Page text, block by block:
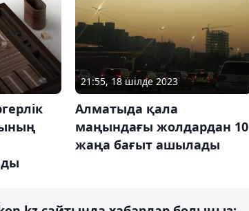
21:55, 18 шілде 2023
Алматыда қала
маңындағы жолдардан 10
жаңа бағыт ашылады